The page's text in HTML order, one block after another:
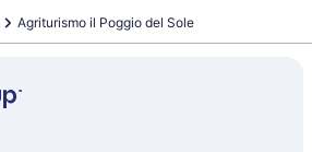
Agriturismo il Poggio del Sole